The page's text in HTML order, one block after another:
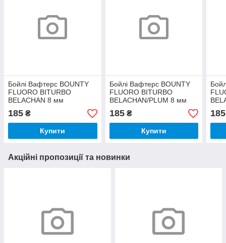
Бойлі Вафтерс BOUNTY
FLUORO BITURBO
BELACHAN 8 мм
185 ₴
Купити
Бойлі Вафтерс BOUNTY
FLUORO BITURBO
BELACHAN/PLUM 8 мм
185₴
Купити
185
Акційні пропозиції та новинки